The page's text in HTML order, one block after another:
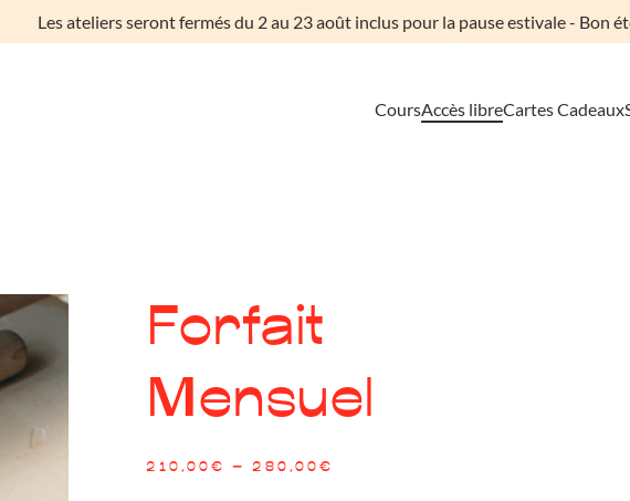
Les ateliers seront fermés du 2 au 23 août inclus pour la pause estivale - Bon
CoursAccès libreCartes Cadeaux
Forfait
Mensuel
210,00€ –280,00€